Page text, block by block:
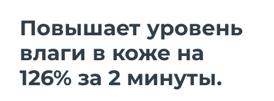
Повышает уровень
влаги в коже на
126% за 2 минуты.
Очищение кожи Лифтинг
Австралия
Ожидаемая дата доставки
Ожидаемая дата доставки